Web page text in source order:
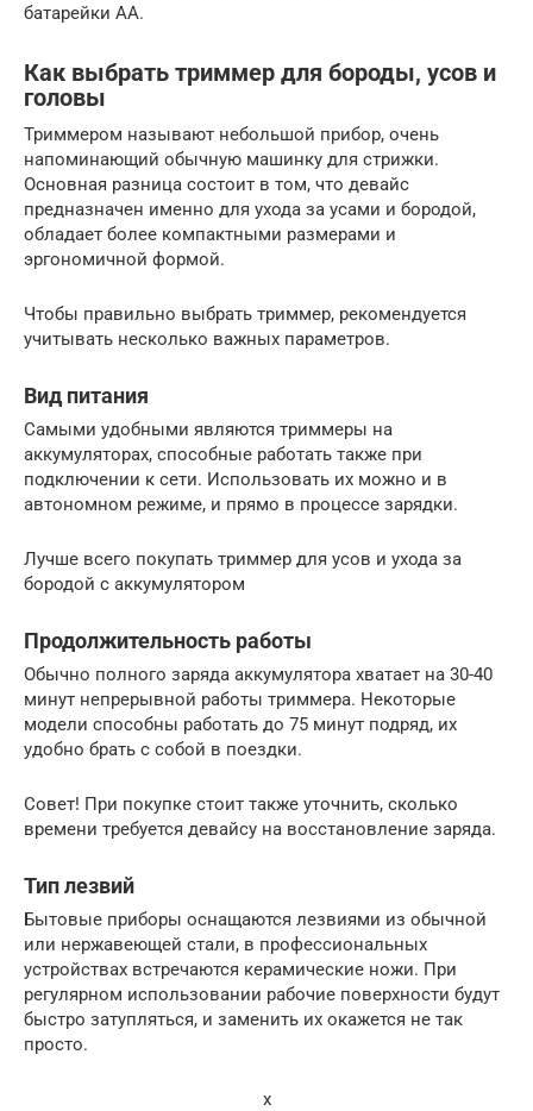
батарейки АА.
Как выбрать триммер для бороды, усов и
головы
Триммером называют небольшой прибор, очень
напоминающий обычную машинку для стрижки.
Основная разница состоит в том, что девайс
предназначен именно для ухода за усами и бородой,
обладает более компактными размерами и
эргономичной формой.
Чтобы правильно выбрать триммер, рекомендуется
учитывать несколько важных параметров.
Вид питания
Самыми удобными являются триммеры на
аккумуляторах, способные работать также при
подключении к сети. Использовать их можно и в
автономном режиме, и прямо в процессе зарядки.
Лучше всего покупать триммер для усов и ухода за
бородой с аккумулятором
Продолжительность работы
Обычно полного заряда аккумулятора хватает на 30-40
минут непрерывной работы триммера. Некоторые
модели способны работать до 75 минут подряд, их
удобно брать с собой в поездки.
Совет! При покупке стоит также уточнить, сколько
времени требуется девайсу на восстановление заряда.
Тип лезвий
Бытовые приборы оснащаются лезвиями из обычной
или нержавеющей стали, в профессиональных
устройствах встречаются керамические ножи. При
регулярном использовании рабочие поверхности будут
быстро затупляться, и заменить их окажется не так
просто.
x